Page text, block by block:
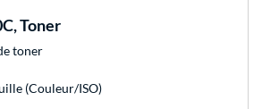
Toner
toner
(Couleur/ISO)